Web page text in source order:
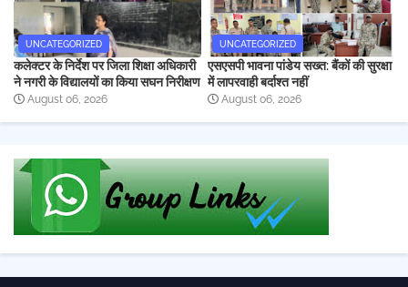
UNCATEGORIZED
कलेक्टर के निर्देश पर जिला शिक्षा अधिकारी
ने नगरी के विद्यालयों का किया सघन निरीक्षण
August 06, 2026
UNCATEGORIZED
एसएसपी भावना पांडेय सख्त: बैंकों की सुरक्षा
में लापरवाही बर्दाश्त नहीं
August 06, 2026